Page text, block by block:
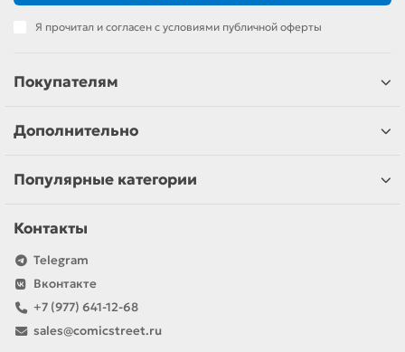
Я прочитал и согласен с условиями публичной оферты
Покупателям
Дополнительно
Популярные категории
Контакты
Telegram
Вконтакте
+7 (977) 641-12-68
sales@comicstreet.ru